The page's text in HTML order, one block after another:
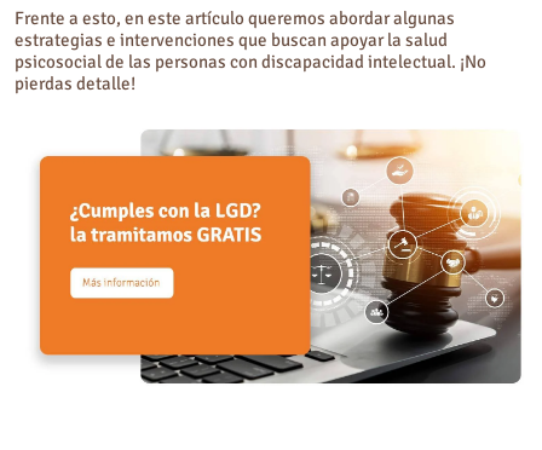
Frente a esto, en este artículo queremos abordar algunas
estrategias e intervenciones que buscan apoyar la salud
psicosocial de las personas con discapacidad intelectual. ¡No
pierdas detalle!